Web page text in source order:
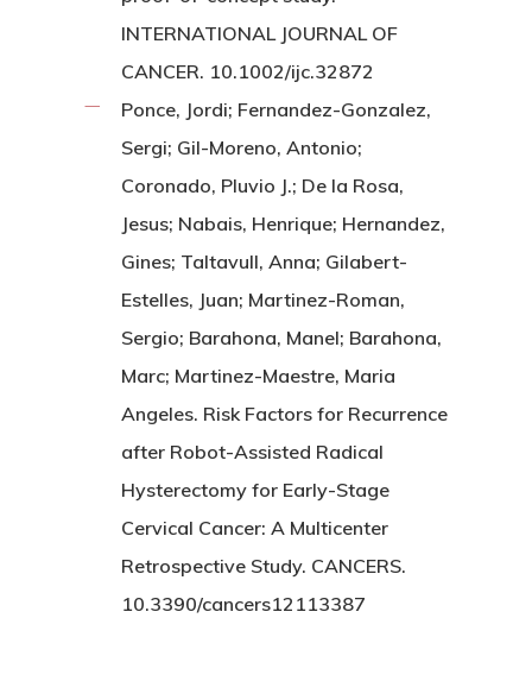
INTERNATIONAL JOURNAL OF
CANCER. 10.1002/ijc.32872
Ponce, Jordi; Fernandez-Gonzalez,
Sergi; Gil-Moreno, Antonio;
Coronado, Pluvio J.; De la Rosa,
Jesus; Nabais, Henrique; Hernandez,
Gines; Taltavull, Anna; Gilabert-
Estelles, Juan; Martinez-Roman,
Sergio; Barahona, Manel; Barahona,
Marc; Martinez-Maestre, Maria
Angeles. Risk Factors for Recurrence
after Robot-Assisted Radical
Hysterectomy for Early-Stage
Cervical Cancer: A Multicenter
Retrospective Study. CANCERS.
10.3390/cancers12113387